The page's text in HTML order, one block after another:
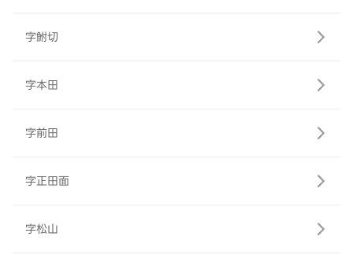
字鮒切
字本田
字前田
字正田面
字松山